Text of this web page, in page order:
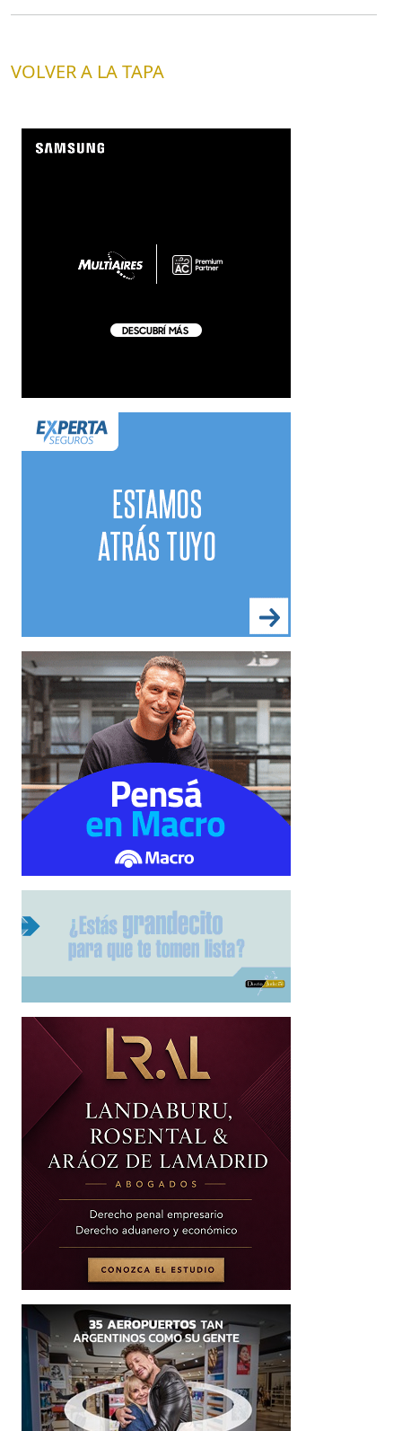
VOLVER A LA TAPA